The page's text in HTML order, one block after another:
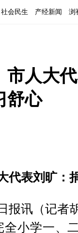
社会民生 产经新闻 浏
市人大
舒心
代表刘旷：
报讯（记者
全小学一、